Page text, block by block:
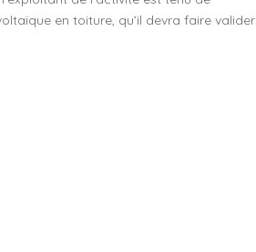
en toiture, qu’il devra faire valider